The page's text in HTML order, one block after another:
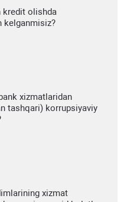
kredit olishda
kelganmisiz?
xizmatlaridan
tashqari) korrupsiyaviy
xizmat